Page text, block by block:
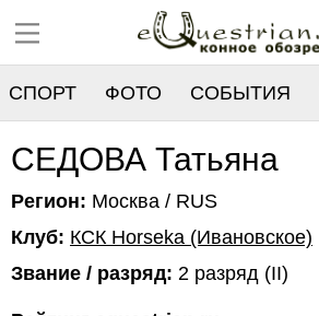
СПОРТ ФОТО СОБЫТИЯ
РЕЕСТР
СЕДОВА Татьяна
Регион: Москва / RUS
Клуб: КСК Horseka (Ивановское)
Звание / разряд: 2 разряд (II)